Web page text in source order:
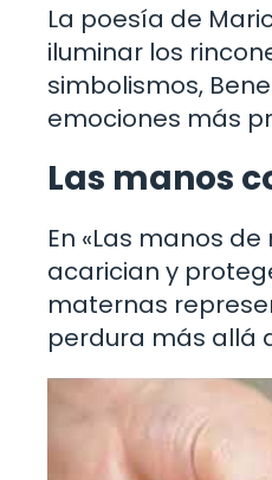
La poesía de
iluminar los
simbolismos,
emociones más
Las manos
En «Las manos
acarician y
maternas
perdura más allá